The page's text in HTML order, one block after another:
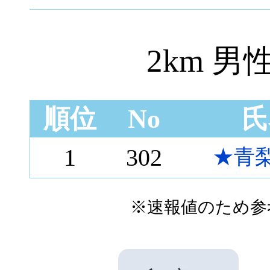
2km 男
順位 No
1 302 ★青
※速報値のため